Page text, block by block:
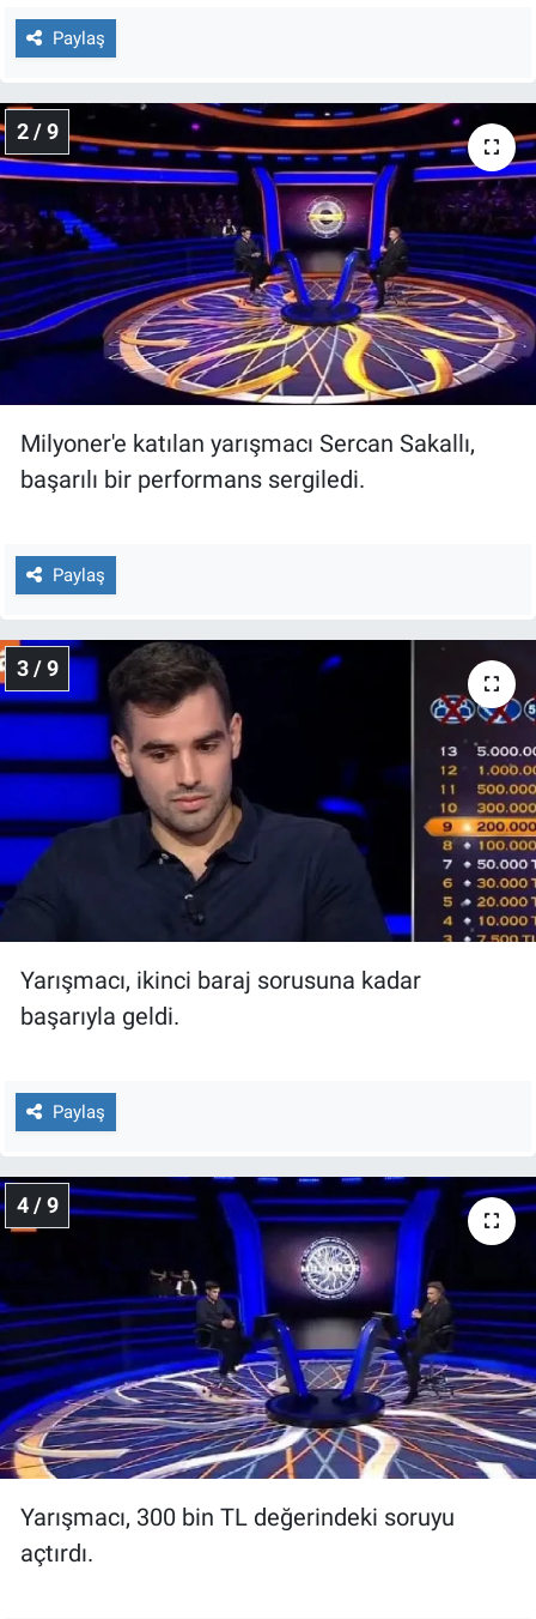
Paylaş
2 / 9
Milyoner'e katılan yarışmacı Sercan Sakallı,
başarılı bir performans sergiledi.
Paylaş
3 / 9
Yarışmacı, ikinci baraj sorusuna kadar
başarıyla geldi.
Paylaş
4 / 9
Yarışmacı, 300 bin TL değerindeki soruyu
açtırdı.
Nedir
Programlar
Sağlık
Spor
Teknoloji
Türkiye'nin Geleceği
Türkiye'nin Gündemi
Yerel Yaşam